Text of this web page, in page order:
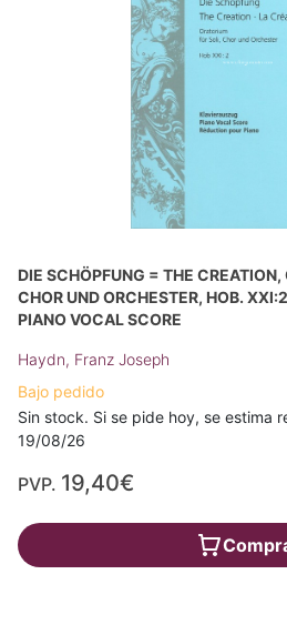
DIE SCHÖPFUNG = THE CREATION,
CHOR UND ORCHESTER, HOB.
PIANO VOCAL SCORE
Haydn, Franz Joseph
Bajo pedido
Sin stock. Si se pide hoy, se estima
19/08/26
PVP. 19,40€